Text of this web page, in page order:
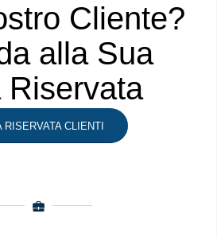
Cliente?
alla Sua
Riservata
RISERVATA CLIENTI